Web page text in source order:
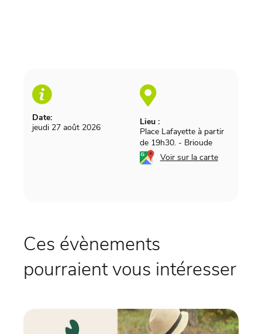
Date:
jeudi 27 août 2026
Lieu :
Place Lafayette à partir
de 19h30. - Brioude
Voir sur la carte
Ces évènements
pourraient vous intéresser